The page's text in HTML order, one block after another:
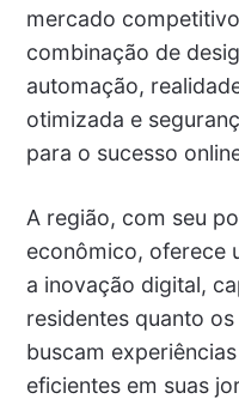
mercado
combinação de
automação,
otimizada e
para o sucesso
A região, com seu
econômico, oferece
a inovação digital,
residentes quanto
buscam
eficientes em suas